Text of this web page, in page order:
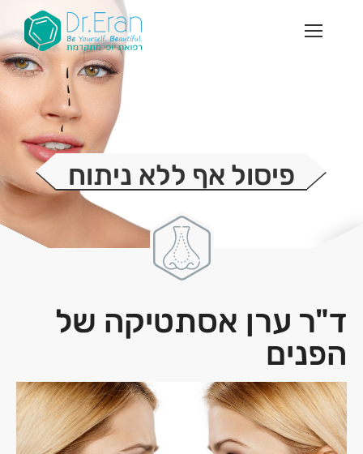
פיסול אף ללא ניתוח
ד"ר ערן אסתטיקה של
הפנים